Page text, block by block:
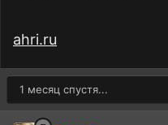
ahri.ru
1 месяц спустя...